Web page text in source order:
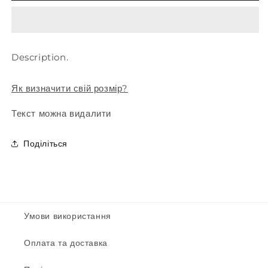
Description.
Як визначити свій розмір?
Текст можна видалити
Поділіться
Умови використання
Оплата та доставка